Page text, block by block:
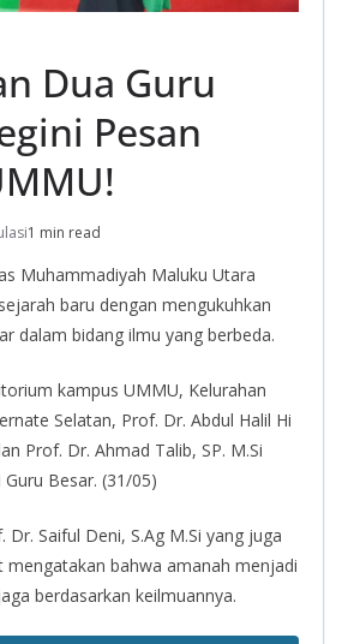
Dua Guru
Pesan
1 min read
Muhammadiyah Maluku Utara
baru dengan mengukuhkan
dalam bidang ilmu yang berbeda.
kampus UMMU, Kelurahan
Selatan, Prof. Dr. Abdul Halil Hi
Prof. Dr. Ahmad Talib, SP. M.Si
Besar. (31/05)
Saiful Deni, S.Ag M.Si yang juga
mengatakan bahwa amanah menjadi
berdasarkan keilmuannya.